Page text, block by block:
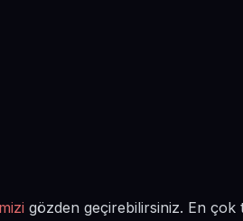
gözden geçirebilirsiniz. En çok